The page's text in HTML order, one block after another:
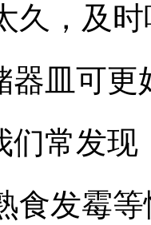
久，及
器皿可更
们常发
食发霉